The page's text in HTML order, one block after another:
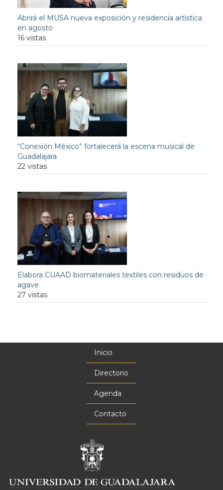
Abrirá el MUSA nueva exposición y residencia artística
en agosto
16 vistas
“Conexión México” fortalecerá la escena musical de
Guadalajara
22 vistas
Elabora CUAAD biomateriales textiles con residuos de
agave
27 vistas
Inicio
Directorio
Agenda
Contacto